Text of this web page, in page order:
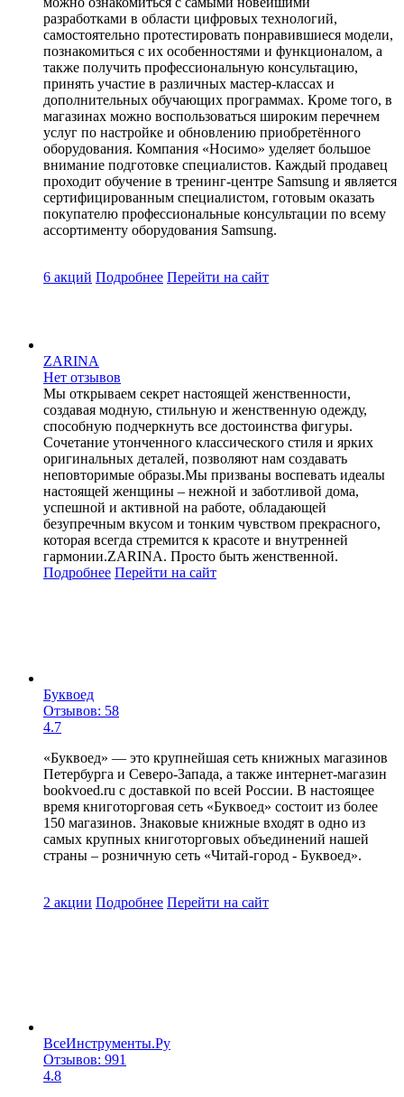
разработками в области цифровых технологий,
самостоятельно протестировать понравившиеся модели,
познакомиться с их особенностями и функционалом, а
также получить профессиональную консультацию,
принять участие в различных мастер-классах и
дополнительных обучающих программах. Кроме того, в
магазинах можно воспользоваться широким перечнем
услуг по настройке и обновлению приобретённого
оборудования. Компания «Носимо» уделяет большое
внимание подготовке специалистов. Каждый продавец
проходит обучение в тренинг-центре Samsung и является
сертифицированным специалистом, готовым оказать
покупателю профессиональные консультации по всему
ассортименту оборудования Samsung.
6 акций Подробнее Перейти на сайт
ZARINA
Нет отзывов
Мы открываем секрет настоящей женственности,
создавая модную, стильную и женственную одежду,
способную подчеркнуть все достоинства фигуры.
Сочетание утонченного классического стиля и ярких
оригинальных деталей, позволяют нам создавать
неповторимые образы.Мы призваны воспевать идеалы
настоящей женщины – нежной и заботливой дома,
успешной и активной на работе, обладающей
безупречным вкусом и тонким чувством прекрасного,
которая всегда стремится к красоте и внутренней
гармонии.ZARINA. Просто быть женственной.
Подробнее Перейти на сайт
Буквоед
Отзывов: 58
4.7
«Буквоед» — это крупнейшая сеть книжных магазинов
Петербурга и Северо-Запада, а также интернет-магазин
bookvoed.ru с доставкой по всей России. В настоящее
время книготорговая сеть «Буквоед» состоит из более
150 магазинов. Знаковые книжные входят в одно из
самых крупных книготорговых объединений нашей
страны – розничную сеть «Читай-город - Буквоед».
2 акции Подробнее Перейти на сайт
ВсеИнструменты.Ру
Отзывов: 991
4.8